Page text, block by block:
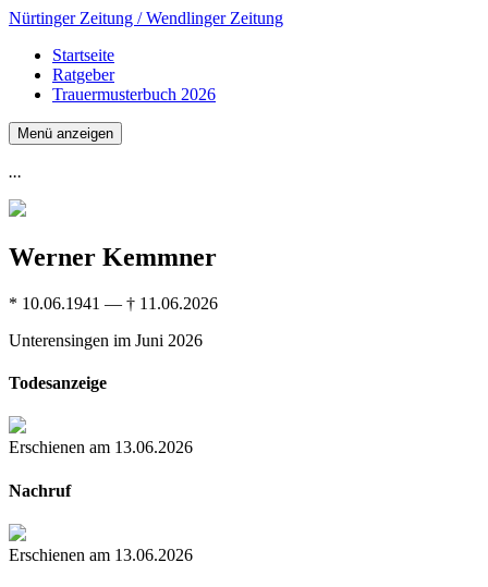
Nürtinger Zeitung / Wendlinger Zeitung
Startseite
Ratgeber
Trauermusterbuch 2026
Menü anzeigen
...
Werner Kemmner
* 10.06.1941 — † 11.06.2026
Unterensingen im Juni 2026
Todesanzeige
Erschienen am 13.06.2026
Nachruf
Erschienen am 13.06.2026